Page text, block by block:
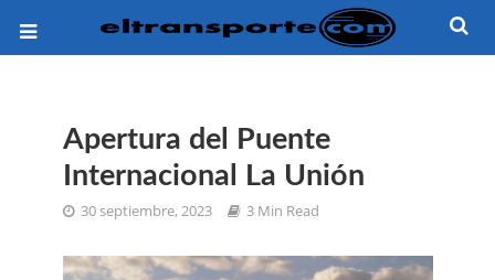
Apertura del Puente
Internacional La Unión
30 septiembre, 2023 3 Min Read